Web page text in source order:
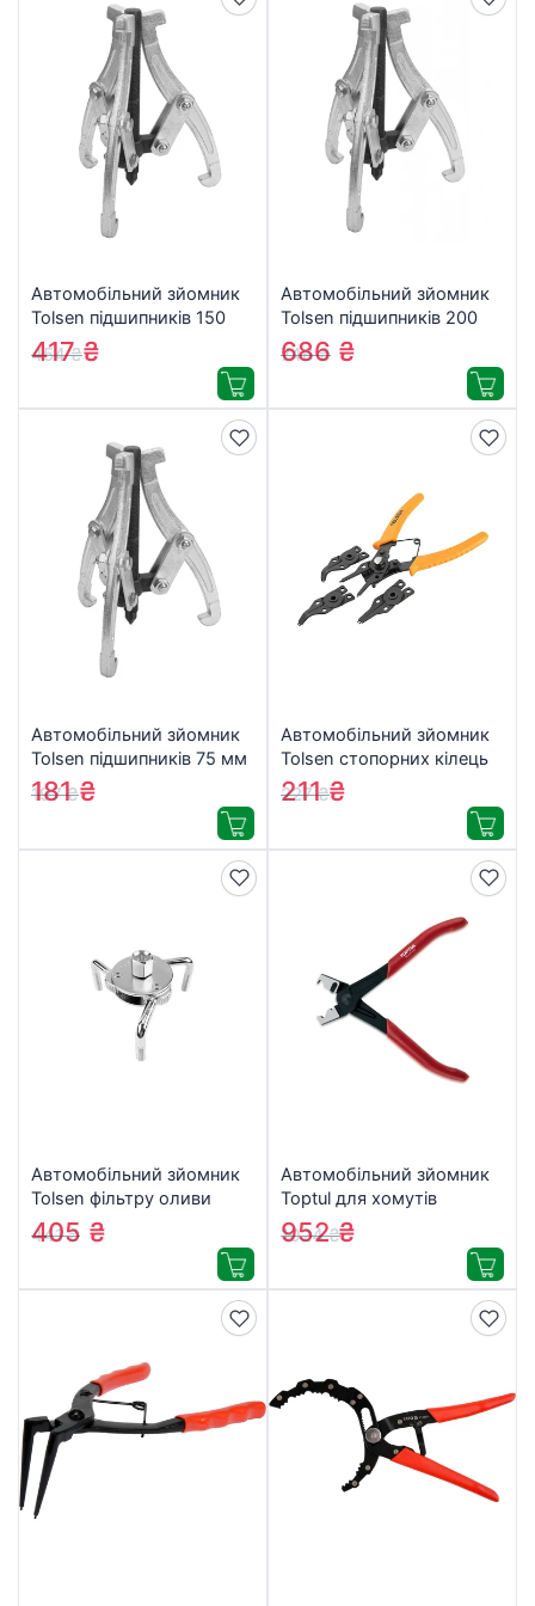
Автомобільний зйомник
Tolsen підшипників 150
мм 3 захвати (65012)
454₴
417₴
Автомобільний зйомник
Tolsen підшипників 200
мм 3 захвати (65013)
746₴
686 ₴
Автомобільний зйомник
Tolsen підшипників 75 мм
3 захвати (65010)
197₴
181₴
Автомобільний зйомник
Tolsen стопорних кілець
4-в-1 (10100)
227₴
211₴
Автомобільний зйомник
Tolsen фільтру оливи
“Краб” 65-120 мм 3/8″
+1/2″ Профі (65110)
441₴
405 ₴
Автомобільний зйомник
Toptul для хомутів
(JEAE0107)
1024₴
952₴